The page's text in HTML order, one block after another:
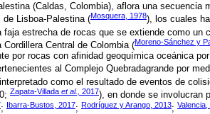
(Caldas, Colombia), aflora una secuencia
Lisboa-Palestina (Mosquera, 1978), los cuales
estrecha de rocas que se extiende como un
Central de Colombia (Moreno-Sánchez y
por rocas con afinidad geoquímica oceánica
al Complejo Quebradagrande por
como el resultado de eventos de
Zapata-Villada et al., 2017), en donde se involucran
; Ibarra-Bustos, 2017; Rodríguez y Arango, 2013; Valencia,